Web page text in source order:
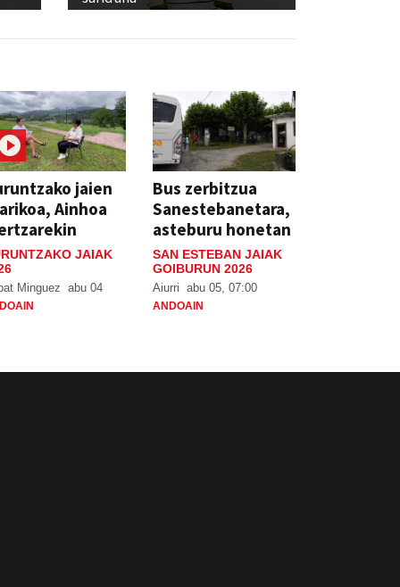
jaien
Ainhoa
JAIAK
Minguez abu 04
Bus zerbitzua
Sanestebanetara,
asteburu honetan
SAN ESTEBAN JAIAK
GOIBURUN 2026
Aiurri abu 05, 07:00
ANDOAIN